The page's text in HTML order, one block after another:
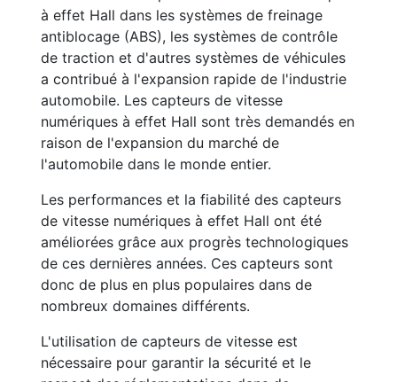
à effet Hall dans les systèmes de freinage
antiblocage (ABS), les systèmes de contrôle
de traction et d'autres systèmes de véhicules
a contribué à l'expansion rapide de l'industrie
automobile. Les capteurs de vitesse
numériques à effet Hall sont très demandés en
raison de l'expansion du marché de
l'automobile dans le monde entier.
Les performances et la fiabilité des capteurs
de vitesse numériques à effet Hall ont été
améliorées grâce aux progrès technologiques
de ces dernières années. Ces capteurs sont
donc de plus en plus populaires dans de
nombreux domaines différents.
L'utilisation de capteurs de vitesse est
nécessaire pour garantir la sécurité et le